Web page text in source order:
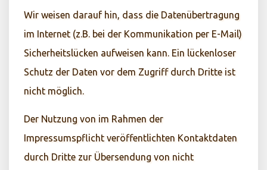
Wir weisen darauf hin, dass die Datenübertragung
im Internet (z.B. bei der Kommunikation per E-Mail)
Sicherheitslücken aufweisen kann. Ein lückenloser
Schutz der Daten vor dem Zugriff durch Dritte ist
nicht möglich.
Der Nutzung von im Rahmen der
Impressumspflicht veröffentlichten Kontaktdaten
durch Dritte zur Übersendung von nicht